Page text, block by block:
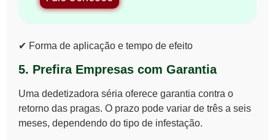
✔ Forma de aplicação e tempo de efeito
5. Prefira Empresas com Garantia
Uma dedetizadora séria oferece garantia contra o
retorno das pragas. O prazo pode variar de três a seis
meses, dependendo do tipo de infestação.